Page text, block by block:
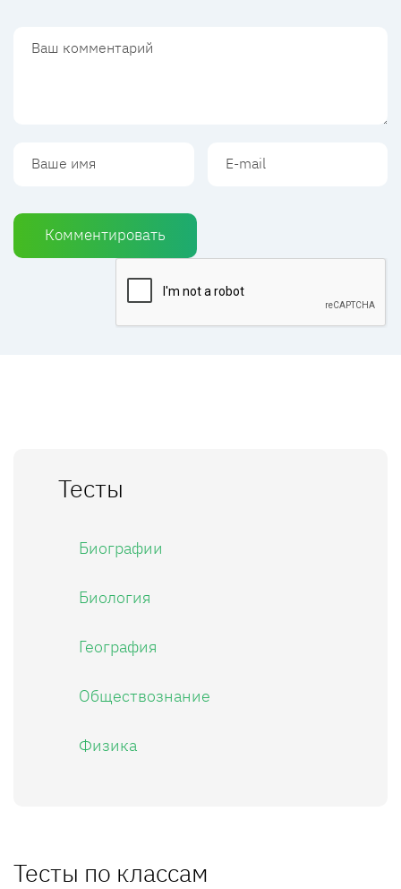
Комментировать
Тесты
Биографии
Биология
География
Обществознание
Физика
Тесты по классам